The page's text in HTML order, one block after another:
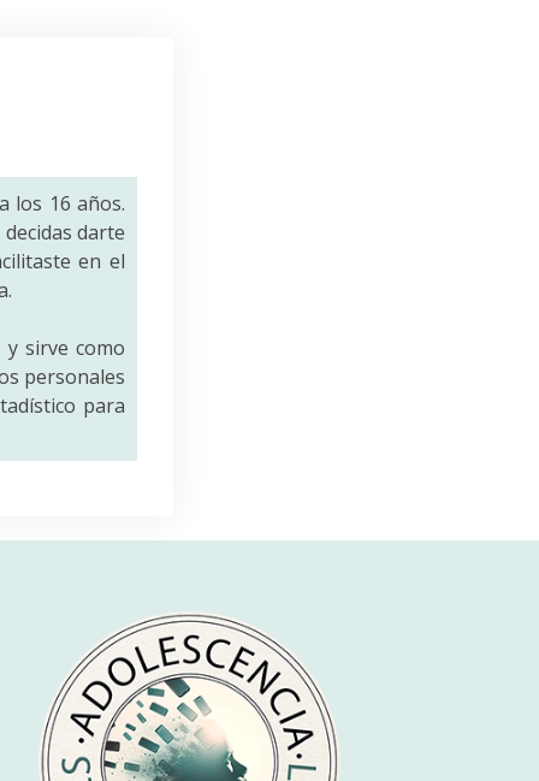
los 16 años.
darte
en el
y sirve como
personales
para